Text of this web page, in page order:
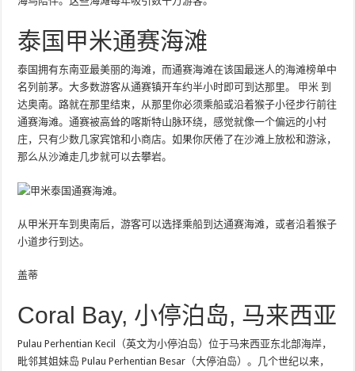
泰国甲米通赛海滩
泰国拥有东南亚最美丽的海滩，而通赛海滩在该国最迷人的海滩榜单中
名列前茅。大多数游客从通赛镇开车约半小时即可到达那里。 甲米 到
达奥南。路就在那里结束，从那里你必须乘船或沿着猴子小径步行前往
通赛海滩。通赛被高耸的喀斯特山脉环绕，感觉就像一个偏远的小村
庄，只有少数几家宾馆和小商店。如果你厌倦了在沙滩上放松和游泳，
那么从沙滩走几步就可以去攀岩。
从甲米开车到奥南后，游客可以选择乘船到达通赛海滩，或者沿着猴子
小道步行到达。
盖蒂
Coral Bay, 小停泊岛, 马来西亚
Pulau Perhentian Kecil（英文为小停泊岛）位于马来西亚东北部海岸，
毗邻其姐妹岛 Pulau Perhentian Besar（大停泊岛）。几个世纪以来，